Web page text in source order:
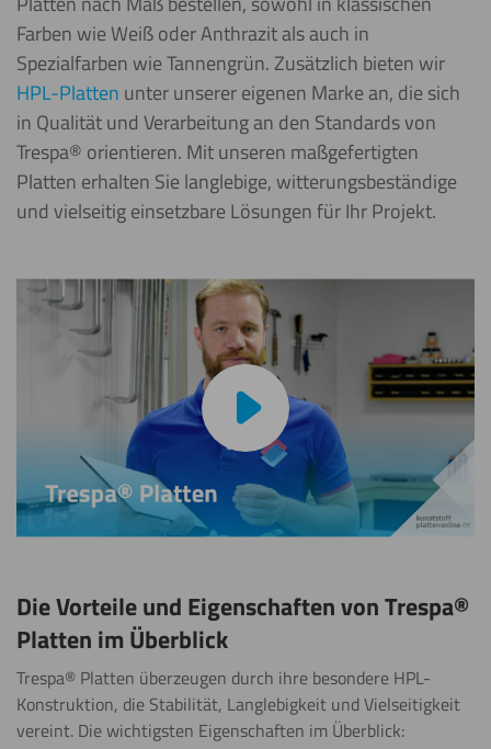
Farben wie Weiß oder Anthrazit als auch in
Spezialfarben wie Tannengrün. Zusätzlich bieten wir
HPL-Platten unter unserer eigenen Marke an, die sich
in Qualität und Verarbeitung an den Standards von
Trespa® orientieren. Mit unseren maßgefertigten
Platten erhalten Sie langlebige, witterungsbeständige
und vielseitig einsetzbare Lösungen für Ihr Projekt.
Video abspielen
Die Vorteile und Eigenschaften von Trespa®
Platten im Überblick
Trespa® Platten überzeugen durch ihre besondere HPL-
Konstruktion, die Stabilität, Langlebigkeit und Vielseitigkeit
vereint. Die wichtigsten Eigenschaften im Überblick: